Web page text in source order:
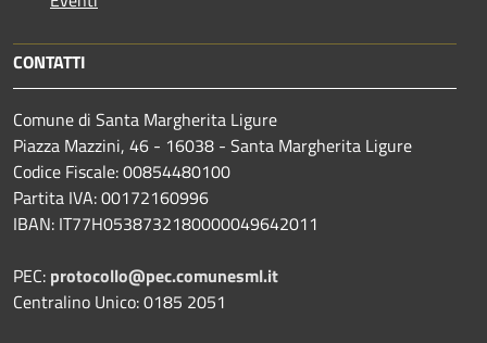
CONTATTI
Comune di Santa Margherita Ligure
Piazza Mazzini, 46 - 16038 - Santa Margherita Ligure
Codice Fiscale: 00854480100
Partita IVA: 00172160996
IBAN: IT77H0538732180000049642011
PEC: protocollo@pec.comunesml.it
Centralino Unico: 0185 2051